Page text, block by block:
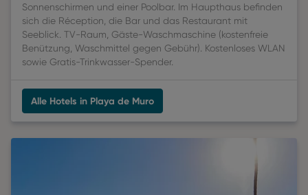
Sonnenschirmen und einer Poolbar. Im Haupthaus befinden
sich die Réception, die Bar und das Restaurant mit
Seeblick. TV-Raum, Gäste-Waschmaschine (kostenfreie
Benützung, Waschmittel gegen Gebühr). Kostenloses WLAN
sowie Gratis-Trinkwasser-Spender.
Alle Hotels in Playa de Muro